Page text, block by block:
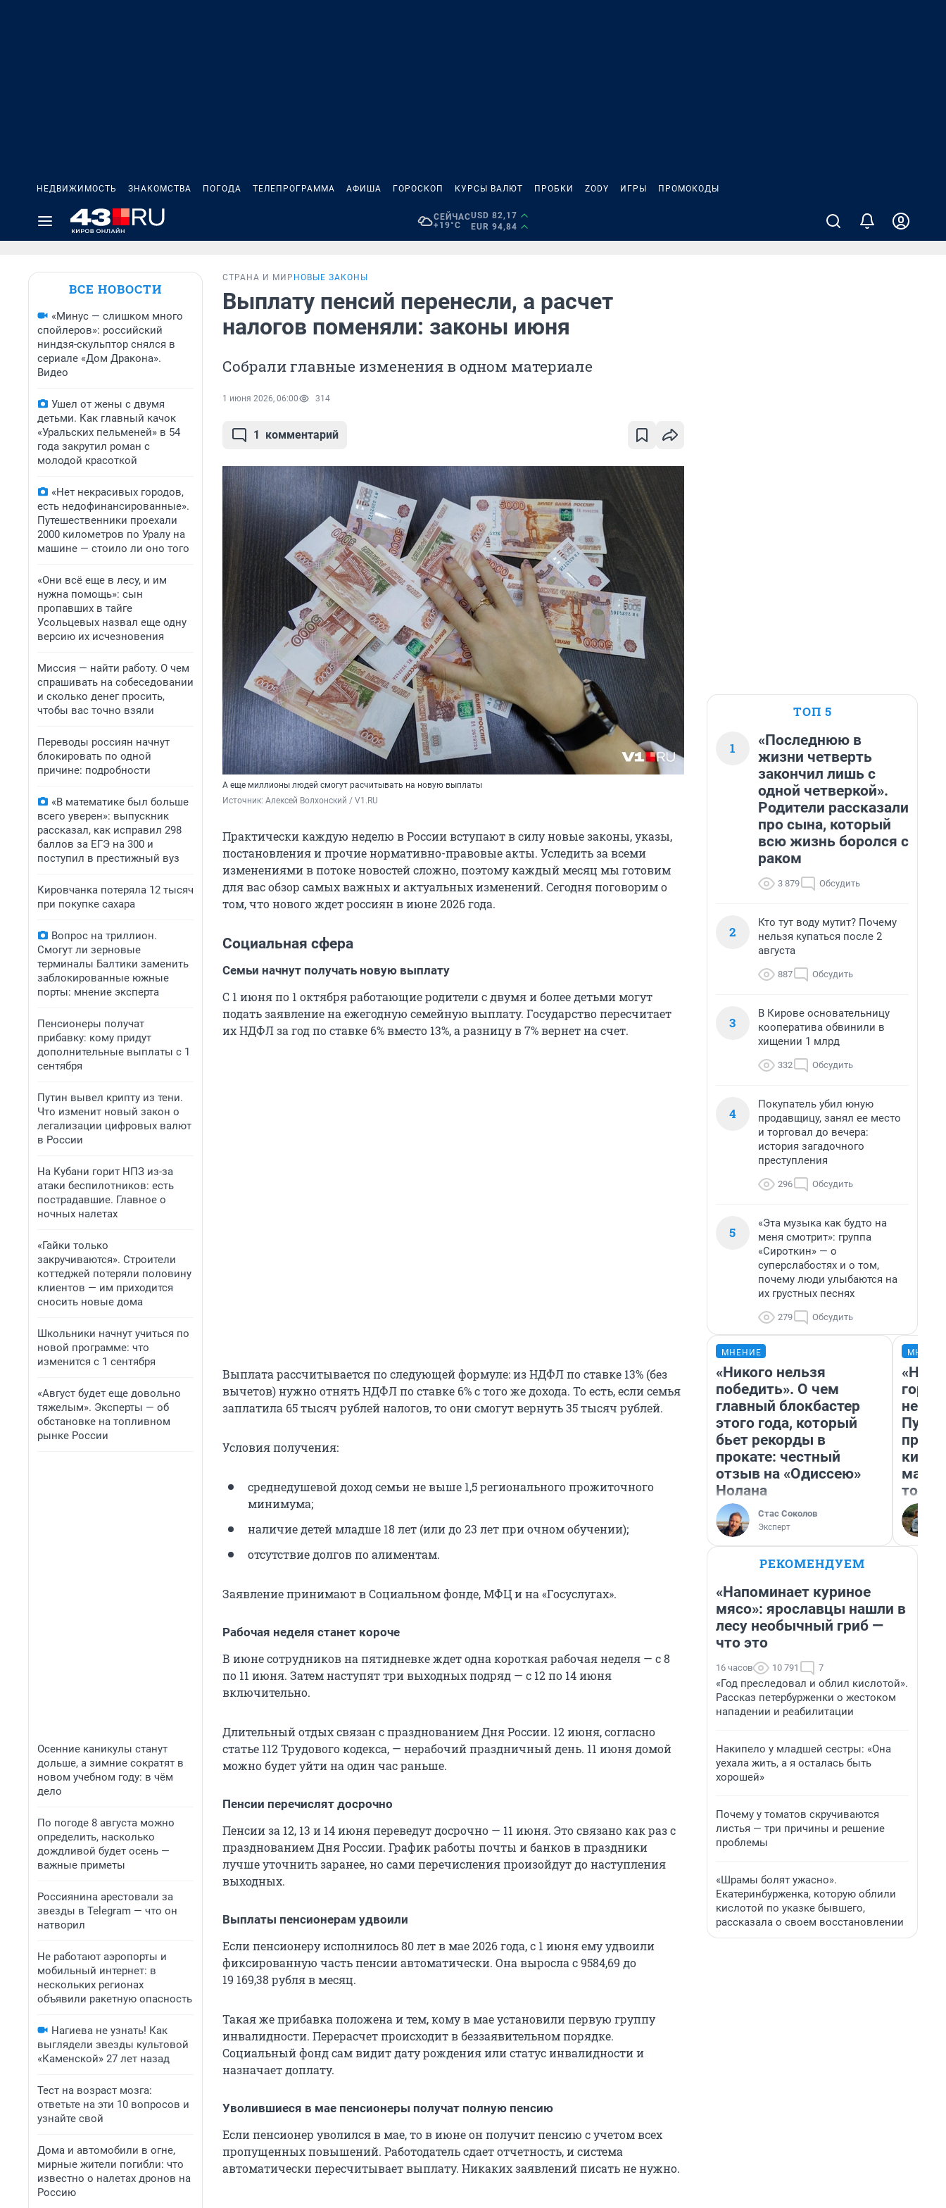
НЕДВИЖИМОСТЬ ЗНАКОМСТВА ПОГОДА ТЕЛЕПРОГРАММА АФИША ГОРОСКОП КУРСЫ ВАЛЮТ ПРОБКИ ZODY ИГРЫ ПРОМОКОДЫ
СЕЙЧАС
+19°C
USD 82,17
EUR 94,84
ВСЕ НОВОСТИ
«Минус — слишком много
спойлеров»: российский
ниндзя-скульптор снялся в
сериале «Дом Дракона».
Видео
Ушел от жены с двумя
детьми. Как главный качок
«Уральских пельменей» в 54
года закрутил роман с
молодой красоткой
«Нет некрасивых городов,
есть недофинансированные».
Путешественники проехали
2000 километров по Уралу на
машине — стоило ли оно того
«Они всё еще в лесу, и им
нужна помощь»: сын
пропавших в тайге
Усольцевых назвал еще одну
версию их исчезновения
Миссия — найти работу. О чем
спрашивать на собеседовании
и сколько денег просить,
чтобы вас точно взяли
Переводы россиян начнут
блокировать по одной
причине: подробности
«В математике был больше
всего уверен»: выпускник
рассказал, как исправил 298
баллов за ЕГЭ на 300 и
поступил в престижный вуз
Кировчанка потеряла 12 тысяч
при покупке сахара
Вопрос на триллион.
Смогут ли зерновые
терминалы Балтики заменить
заблокированные южные
порты: мнение эксперта
Пенсионеры получат
прибавку: кому придут
дополнительные выплаты с 1
сентября
Путин вывел крипту из тени.
Что изменит новый закон о
легализации цифровых валют
в России
На Кубани горит НПЗ из-за
атаки беспилотников: есть
пострадавшие. Главное о
ночных налетах
«Гайки только
закручиваются». Строители
коттеджей потеряли половину
клиентов — им приходится
сносить новые дома
Школьники начнут учиться по
новой программе: что
изменится с 1 сентября
«Август будет еще довольно
тяжелым». Эксперты — об
обстановке на топливном
рынке России
Осенние каникулы станут
дольше, а зимние сократят в
новом учебном году: в чём
дело
По погоде 8 августа можно
определить, насколько
дождливой будет осень —
важные приметы
Россиянина арестовали за
звезды в Telegram — что он
натворил
Не работают аэропорты и
мобильный интернет: в
нескольких регионах
объявили ракетную опасность
Нагиева не узнать! Как
выглядели звезды культовой
«Каменской» 27 лет назад
Тест на возраст мозга:
ответьте на эти 10 вопросов и
узнайте свой
Дома и автомобили в огне,
мирные жители погибли: что
известно о налетах дронов на
Россию
СТРАНА И МИР НОВЫЕ ЗАКОНЫ
Выплату пенсий перенесли, а расчет
налогов поменяли: законы июня
Собрали главные изменения в одном материале
1 июня 2026, 06:00 314
1 комментарий
А еще миллионы людей смогут расчитывать на новую выплаты
Источник: Алексей Волхонский / V1.RU
Практически каждую неделю в России вступают в силу новые законы, указы,
постановления и прочие нормативно-правовые акты. Уследить за всеми
изменениями в потоке новостей сложно, поэтому каждый месяц мы готовим
для вас обзор самых важных и актуальных изменений. Сегодня поговорим о
том, что нового ждет россиян в июне2026 года.
Социальная сфера
Семьи начнут получать новую выплату
С 1 июня по 1 октября работающие родители с двумя и более детьми могут
подать заявление на ежегодную семейную выплату. Государство пересчитает
их НДФЛ за год по ставке 6% вместо 13%, а разницу в 7% вернет на счет.
Выплата рассчитывается по следующей формуле: из НДФЛ по ставке 13% (без
вычетов) нужно отнять НДФЛ по ставке 6% с того же дохода. То есть, если семья
заплатила 65 тысяч рублей налогов, то они смогут вернуть35 тысяч рублей.
Условия получения:
среднедушевой доход семьи не выше 1,5 регионального прожиточного
минимума;
наличие детей младше 18 лет (или до 23 лет при очном обучении);
отсутствие долгов по алиментам.
Заявление принимают в Социальном фонде, МФЦ и на «Госуслугах».
Рабочая неделя станет короче
В июне сотрудников на пятидневке ждет одна короткая рабочая неделя — с 8
по 11 июня. Затем наступят три выходных подряд — с 12 по 14 июня
включительно.
Длительный отдых связан с празднованием Дня России. 12 июня, согласно
статье 112Трудового кодекса, — нерабочий праздничный день. 11 июня домой
можно будет уйти на один час раньше.
Пенсии перечислят досрочно
Пенсии за 12, 13 и 14 июня переведут досрочно — 11 июня. Это связано как раз с
празднованием Дня России. График работы почты и банков в праздники
лучше уточнить заранее, но сами перечисления произойдут до наступления
выходных.
Выплаты пенсионерам удвоили
Если пенсионеру исполнилось 80 лет в мае 2026 года, с 1 июня ему удвоили
фиксированную часть пенсии автоматически. Она выросла с 9584,69 до
19 169,38 рубляв месяц.
Такая же прибавка положена и тем, кому в мае установили первую группу
инвалидности. Перерасчет происходит в беззаявительном порядке.
Социальный фонд сам видит дату рождения или статус инвалидности и
назначает доплату.
Уволившиеся в мае пенсионеры получат полную пенсию
Если пенсионер уволился в мае, то в июне он получит пенсию с учетом всех
пропущенных повышений. Работодатель сдает отчетность, и система
автоматически пересчитывает выплату. Никаких заявлений писать не нужно.
ТОП 5
1
«Последнюю в
жизни четверть
закончил лишь с
одной четверкой».
Родители рассказали
про сына, который
всю жизнь боролся с
раком
3 879 Обсудить
2
Кто тут воду мутит? Почему
нельзя купаться после 2
августа
887 Обсудить
3
В Кирове основательницу
кооператива обвинили в
хищении 1 млрд
332 Обсудить
4
Покупатель убил юную
продавщицу, занял ее место
и торговал до вечера:
история загадочного
преступления
296 Обсудить
5
«Эта музыка как будто на
меня смотрит»: группа
«Сироткин» — о
суперслабостях и о том,
почему люди улыбаются на
их грустных песнях
279 Обсудить
МНЕНИЕ
«Никого нельзя
победить». О чем
главный блокбастер
этого года, который
бьет рекорды в
прокате: честный
отзыв на «Одиссею»
Нолана
Стас Соколов
Эксперт
«Нет
того
РЕКОМЕНДУЕМ
«Напоминает куриное
мясо»: ярославцы нашли в
лесу необычный гриб —
что это
16 часов 10 791 7
«Год преследовал и облил кислотой».
Рассказ петербурженки о жестоком
нападении и реабилитации
Накипело у младшей сестры: «Она
уехала жить, а я осталась быть
хорошей»
Почему у томатов скручиваются
листья — три причины и решение
проблемы
«Шрамы болят ужасно».
Екатеринбурженка, которую облили
кислотой по указке бывшего,
рассказала о своем восстановлении